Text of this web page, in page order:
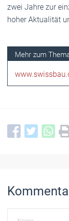
zwei Jahre zur
hoher Aktualität